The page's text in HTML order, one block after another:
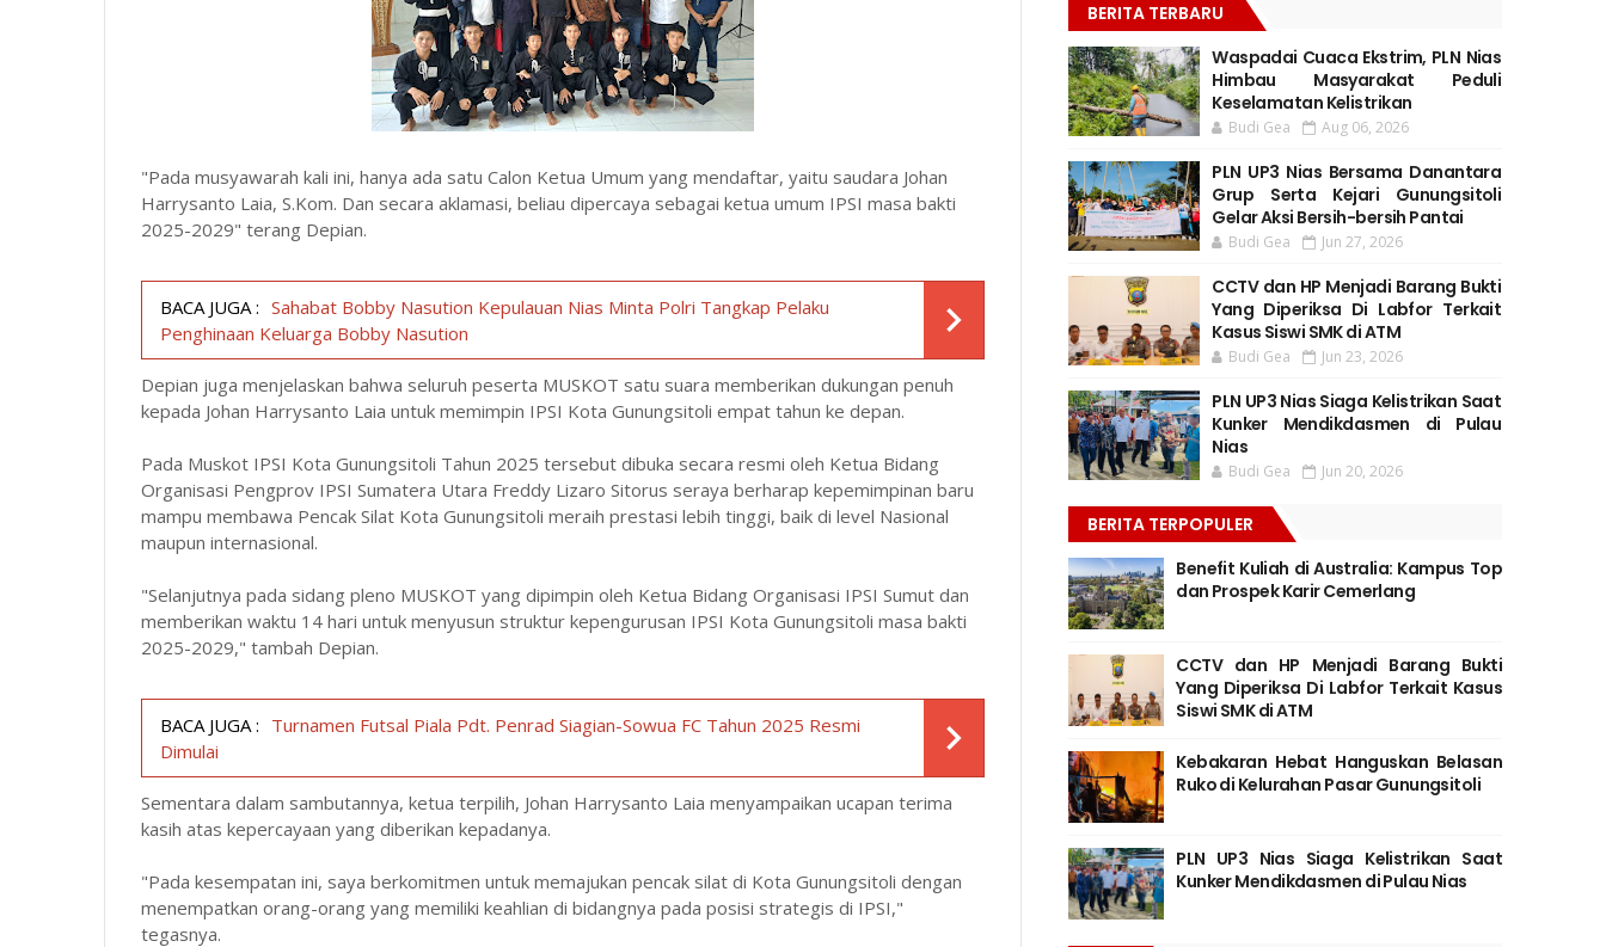
"Pada musyawarah kali ini, hanya ada satu Calon Ketua Umum yang mendaftar, yaitu saudara Johan
Harrysanto Laia, S.Kom. Dan secara aklamasi, beliau dipercaya sebagai ketua umum IPSI masa bakti
2025-2029" terang Depian.
BACA JUGA : Sahabat Bobby Nasution Kepulauan Nias Minta Polri Tangkap Pelaku
Penghinaan Keluarga Bobby Nasution
Depian juga menjelaskan bahwa seluruh peserta MUSKOT satu suara memberikan dukungan penuh
kepada Johan Harrysanto Laia untuk memimpin IPSI Kota Gunungsitoli empat tahun ke depan.
Pada Muskot IPSI Kota Gunungsitoli Tahun 2025 tersebut dibuka secara resmi oleh Ketua Bidang
Organisasi Pengprov IPSI Sumatera Utara Freddy Lizaro Sitorus seraya berharap kepemimpinan baru
mampu membawa Pencak Silat Kota Gunungsitoli meraih prestasi lebih tinggi, baik di level Nasional
maupun internasional.
"Selanjutnya pada sidang pleno MUSKOT yang dipimpin oleh Ketua Bidang Organisasi IPSI Sumut dan
memberikan waktu 14 hari untuk menyusun struktur kepengurusan IPSI Kota Gunungsitoli masa bakti
2025-2029," tambah Depian.
BACA JUGA : Turnamen Futsal Piala Pdt. Penrad Siagian-Sowua FC Tahun 2025 Resmi
Dimulai
Sementara dalam sambutannya, ketua terpilih, Johan Harrysanto Laia menyampaikan ucapan terima
kasih atas kepercayaan yang diberikan kepadanya.
"Pada kesempatan ini, saya berkomitmen untuk memajukan pencak silat di Kota Gunungsitoli dengan
menempatkan orang-orang yang memiliki keahlian di bidangnya pada posisi strategis di IPSI,"
tegasnya.
BERITA TERBARU
Waspadai Cuaca Ekstrim, PLN Nias
Himbau Masyarakat Peduli
Keselamatan Kelistrikan
Budi Gea Aug 06, 2026
PLN UP3 Nias Bersama Danantara
Grup Serta Kejari Gunungsitoli
Gelar Aksi Bersih-bersih Pantai
Budi Gea Jun 27, 2026
CCTV dan HP Menjadi Barang Bukti
Yang Diperiksa Di Labfor Terkait
Kasus Siswi SMK di ATM
Budi Gea Jun 23, 2026
PLN UP3 Nias Siaga Kelistrikan Saat
Kunker Mendikdasmen di Pulau
Nias
Budi Gea Jun 20, 2026
BERITA TERPOPULER
Benefit Kuliah di Australia: Kampus Top
dan Prospek Karir Cemerlang
CCTV dan HP Menjadi Barang Bukti
Yang Diperiksa Di Labfor Terkait Kasus
Siswi SMK di ATM
Kebakaran Hebat Hanguskan Belasan
Ruko di Kelurahan Pasar Gunungsitoli
PLN UP3 Nias Siaga Kelistrikan Saat
Kunker Mendikdasmen di Pulau Nias